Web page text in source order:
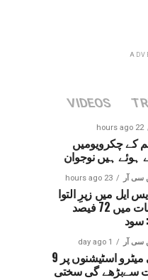
VIDEOS
22 hours ago
کے چکرویومیں
ہوئے ہیں نوجوان
سی آر 23 hours ago
ایل میں زیرِ التوا
مقدمات میں 72 فیصد
سود
سی آر 1 day ago
دہلی میٹرو اسٹیشنوں پر 9
سےبڑھے گی سختی